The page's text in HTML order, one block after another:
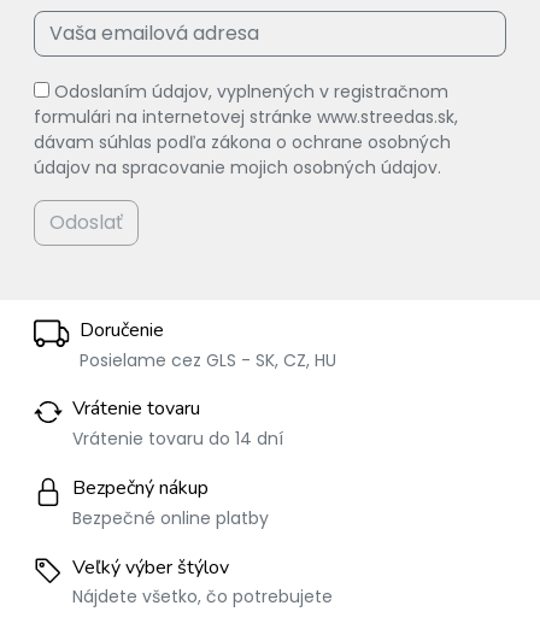
Odoslaním údajov, vyplnených v registračnom
formulári na internetovej stránke www.streedas.sk,
dávam súhlas podľa zákona o ochrane osobných
údajov na spracovanie mojich osobných údajov.
Odoslať
Doručenie
Posielame cez GLS - SK, CZ, HU
Vrátenie tovaru
Vrátenie tovaru do 14 dní
Bezpečný nákup
Bezpečné online platby
Veľký výber štýlov
Nájdete všetko, čo potrebujete